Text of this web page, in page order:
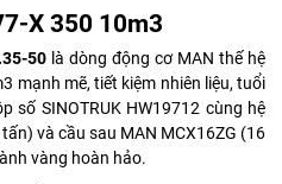
X 350 10m3
50 là dòng động cơ MAN thế hệ
mạnh mẽ, tiết kiệm nhiên liệu, tuổi
số SINOTRUK HW19712 cùng hệ
và cầu sau MAN MCX16ZG (16
vàng hoàn hảo.